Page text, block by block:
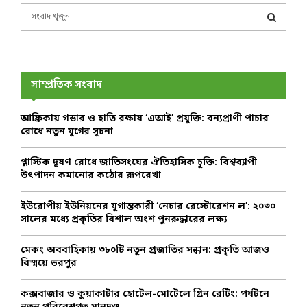
f
r
E
A
সাম্প্রতিক সংবাদ
আফ্রিকায় গন্ডার ও হাতি রক্ষায় ‘এআই’ প্রযুক্তি: বন্যপ্রাণী পাচার
রোধে নতুন যুগের সূচনা
প্লাস্টিক দূষণ রোধে জাতিসংঘের ঐতিহাসিক চুক্তি: বিশ্বব্যাপী
উৎপাদন কমানোর কঠোর রূপরেখা
ইউরোপীয় ইউনিয়নের যুগান্তকারী ‘নেচার রেস্টোরেশন ল’: ২০৩০
সালের মধ্যে প্রকৃতির বিশাল অংশ পুনরুদ্ধারের লক্ষ্য
মেকং অববাহিকায় ৩৮০টি নতুন প্রজাতির সন্ধান: প্রকৃতি আজও
বিস্ময়ে ভরপুর
কক্সবাজার ও কুয়াকাটার হোটেল-মোটেলে গ্রিন রেটিং: পর্যটনে